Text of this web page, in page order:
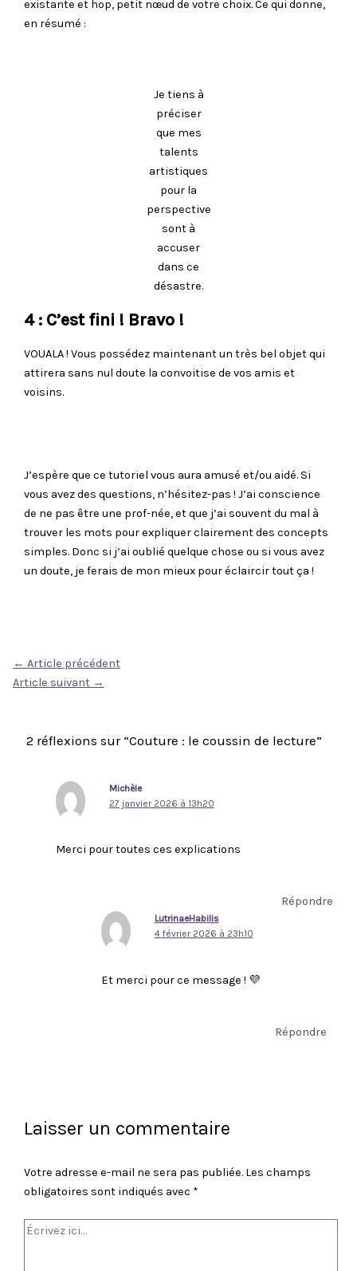
existante et hop, petit nœud de votre choix. Ce qui donne,
en résumé :
Je tiens à
préciser
que mes
talents
artistiques
pour la
perspective
sont à
accuser
dans ce
désastre.
4 : C’est fini ! Bravo !
VOUALA ! Vous possédez maintenant un très bel objet qui
attirera sans nul doute la convoitise de vos amis et
voisins.
J’espère que ce tutoriel vous aura amusé et/ou aidé. Si
vous avez des questions, n’hésitez-pas ! J’ai conscience
de ne pas être une prof-née, et que j’ai souvent du mal à
trouver les mots pour expliquer clairement des concepts
simples. Donc si j’ai oublié quelque chose ou si vous avez
un doute, je ferais de mon mieux pour éclaircir tout ça !
← Article précédent
Article suivant →
2 réflexions sur “Couture : le coussin de lecture”
Michèle
27 janvier 2026 à 13h20
Merci pour toutes ces explications
Répondre
LutrinaeHabilis
4 février 2026 à 23h10
Et merci pour ce message ! 💜
Répondre
Laisser un commentaire
Votre adresse e-mail ne sera pas publiée. Les champs
obligatoires sont indiqués avec *
Écrivez